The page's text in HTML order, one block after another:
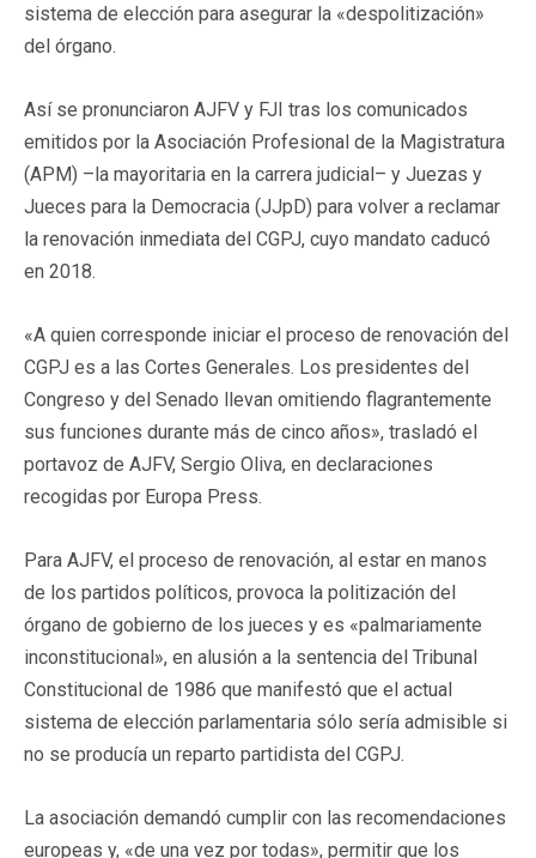
sistema de elección para asegurar la «despolitización»
del órgano.
Así se pronunciaron AJFV y FJI tras los comunicados
emitidos por la Asociación Profesional de la Magistratura
(APM) –la mayoritaria en la carrera judicial– y Juezas y
Jueces para la Democracia (JJpD) para volver a reclamar
la renovación inmediata del CGPJ, cuyo mandato caducó
en 2018.
«A quien corresponde iniciar el proceso de renovación del
CGPJ es a las Cortes Generales. Los presidentes del
Congreso y del Senado llevan omitiendo flagrantemente
sus funciones durante más de cinco años», trasladó el
portavoz de AJFV, Sergio Oliva, en declaraciones
recogidas por Europa Press.
Para AJFV, el proceso de renovación, al estar en manos
de los partidos políticos, provoca la politización del
órgano de gobierno de los jueces y es «palmariamente
inconstitucional», en alusión a la sentencia del Tribunal
Constitucional de 1986 que manifestó que el actual
sistema de elección parlamentaria sólo sería admisible si
no se producía un reparto partidista del CGPJ.
La asociación demandó cumplir con las recomendaciones
europeas y, «de una vez por todas», permitir que los